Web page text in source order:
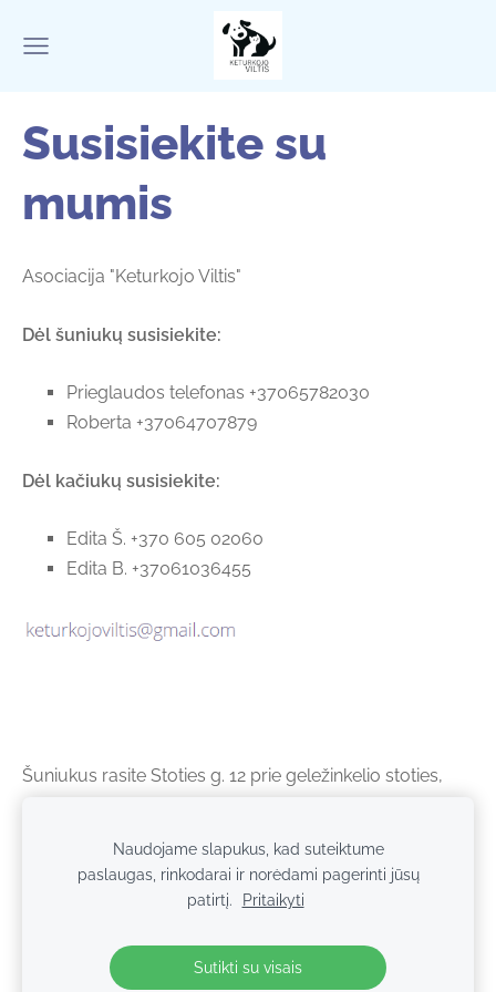
Susisiekite su
mumis
Asociacija "Keturkojo Viltis"
Dėl šuniukų susisiekite:
Prieglaudos telefonas +37065782030
Roberta +37064707879
Dėl kačiukų susisiekite:
Edita Š. +370 605 02060
Edita B. +37061036455
Šuniukus rasite Stoties g. 12 prie geležinkelio stoties,
Slapukai
© 2026 Keturkojo Viltis. Studentų g. 13, Alytus, Lietuva.
Naudojame slapukus, kad suteiktume
paslaugas, rinkodarai ir norėdami pagerinti jūsų
patirtį.
Pritaikyti
Sutikti su visais